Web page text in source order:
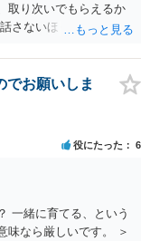
取り次いでもらえるか
さないほうがよいと思
とも検討されてくださ
よいと思います。
でお願いしま
役にたった 6
一緒に育てる、という
味なら厳しいです。 ＞